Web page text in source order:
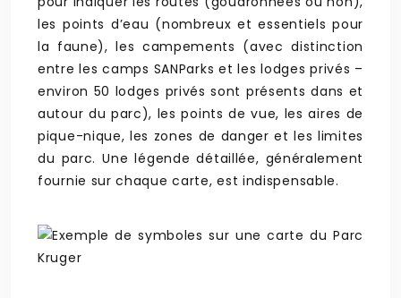
les points d’eau (nombreux et essentiels pour
la faune), les campements (avec distinction
entre les camps SANParks et les lodges privés –
environ 50 lodges privés sont présents dans et
autour du parc), les points de vue, les aires de
pique-nique, les zones de danger et les limites
du parc. Une légende détaillée, généralement
fournie sur chaque carte, est indispensable.